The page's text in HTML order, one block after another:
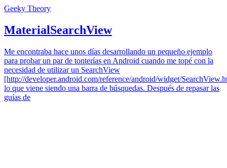
Geeky Theory
MaterialSearchView
Me encontraba hace unos días desarrollando un pequeño ejemplo
para probar un par de tonterías en Android cuando me topé con la
necesidad de utilizar un SearchView
[http://developer.android.com/reference/android/widget/
lo que viene siendo una barra de búsquedas. Después de repasar las
guías de